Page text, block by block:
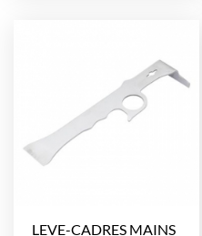
LEVE-CADRES MAINS